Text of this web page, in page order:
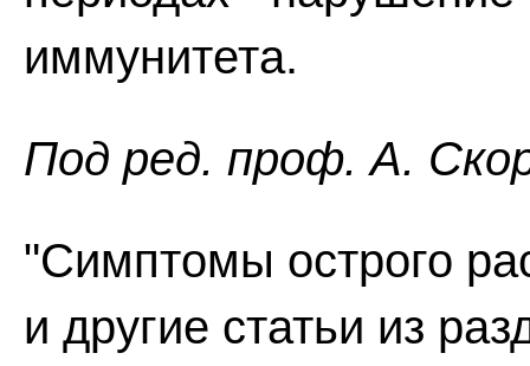
иммунитета.
Пoд peд. проф. А.
"Симптомы острого
и другие статьи из